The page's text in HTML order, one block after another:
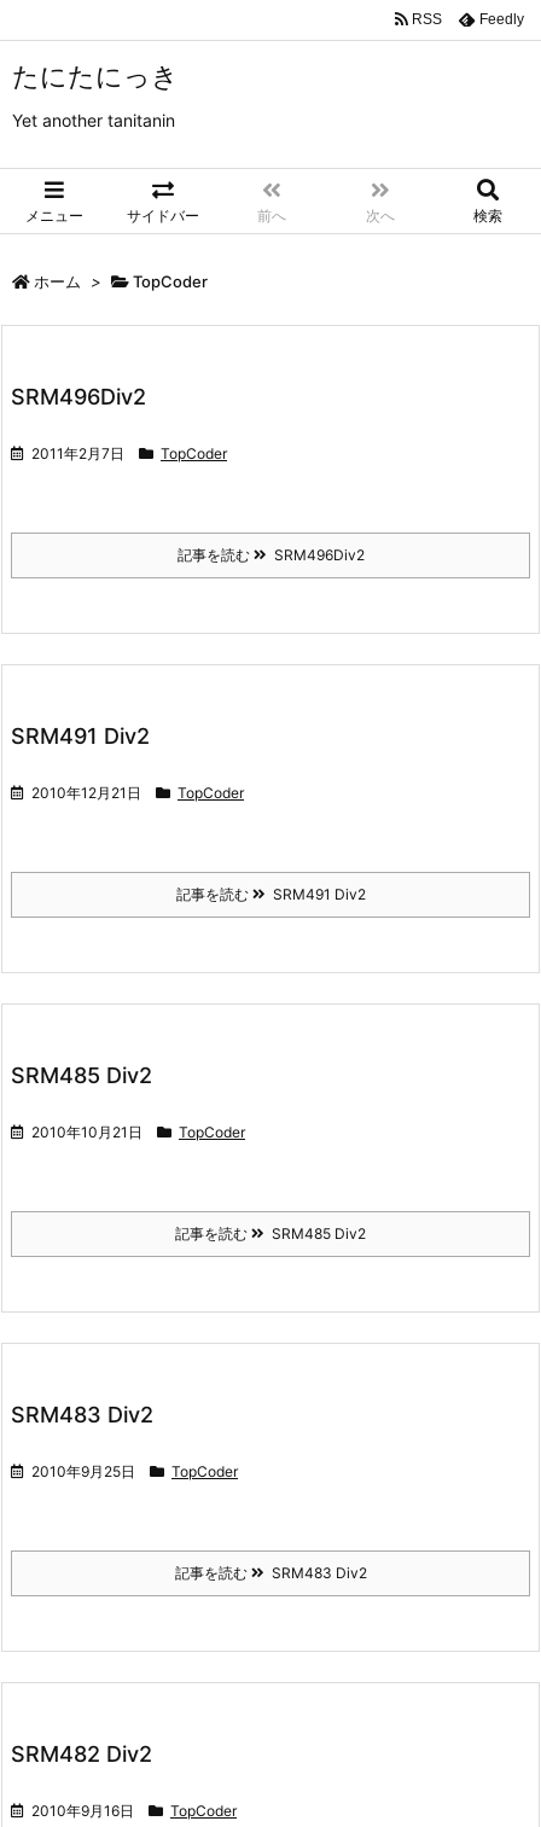
たにたにっき
Yet another tanitanin
メニュー サイドバー 前へ 次へ 検索
RSS Feedly
ホーム > TopCoder
SRM496Div2
2011年2月7日 TopCoder
記事を読む SRM496Div2
SRM491 Div2
2010年12月21日 TopCoder
記事を読む SRM491 Div2
SRM485 Div2
2010年10月21日 TopCoder
記事を読む SRM485 Div2
SRM483 Div2
2010年9月25日 TopCoder
記事を読む SRM483 Div2
SRM482 Div2
2010年9月16日 TopCoder